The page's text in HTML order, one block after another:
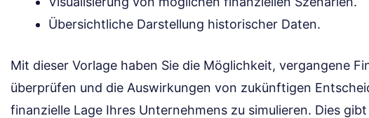
Übersichtliche Darstellung historischer Daten.
Mit dieser Vorlage haben Sie die Möglichkeit, vergangene
überprüfen und die Auswirkungen von zukünftigen
finanzielle Lage Ihres Unternehmens zu simulieren. Dies